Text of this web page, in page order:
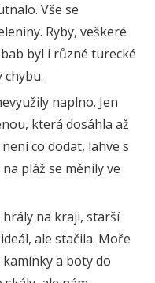
Vše se
Ryby, veškeré
byl i různé turecké
chybu.
naplno. Jen
která dosáhla až
co dodat, lahve s
pláž se měnily ve
na kraji, starší
ale stačila. Moře
a boty do